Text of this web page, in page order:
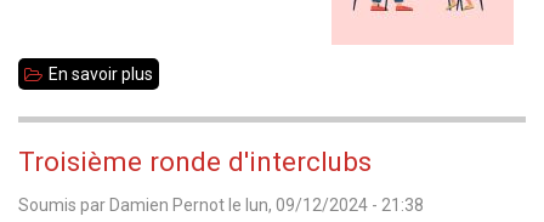
En savoir plus
2025
-
Troisième ronde d'interclubs
Soumis par Damien Pernot le lun, 09/12/2024 - 21:38